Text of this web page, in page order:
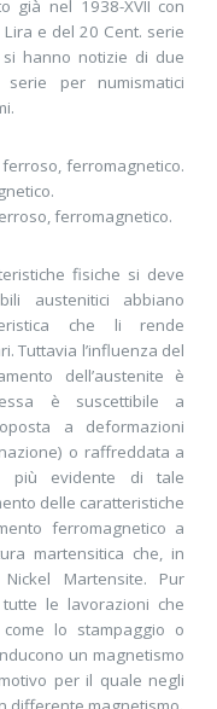
già nel 1938-XVII con
Lira e del 20 Cent. serie
si hanno notizie di due
per numismatici
ferromagnetico.
ferromagnetico.
fisiche si deve
austenitici abbiano
che li rende
Tuttavia l’influenza del
dell’austenite è
è suscettibile a
a deformazioni
o raffreddata a
più evidente di tale
delle caratteristiche
ferromagnetico a
martensitica che, in
Martensite. Pur
le lavorazioni che
lo stampaggio o
un magnetismo
per il quale negli